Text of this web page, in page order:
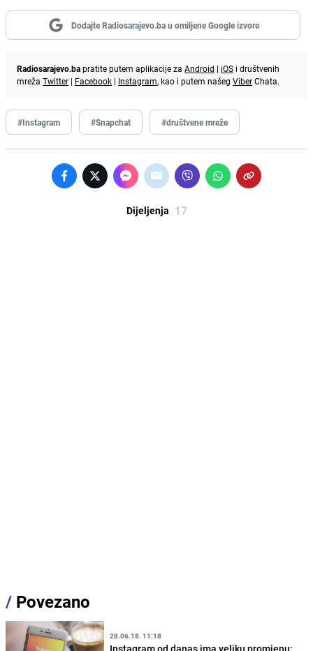
Dodajte Radiosarajevo.ba u omiljene Google izvore
Radiosarajevo.bapratite putem aplikacije za Android | iOS i društvenih
mreža Twitter | Facebook | Instagram, kao i putem našeg ViberChata.
#Instagram #Snapchat #društvene mreže
Dijeljenja 17
/ Povezano
28.06.18. 11:18